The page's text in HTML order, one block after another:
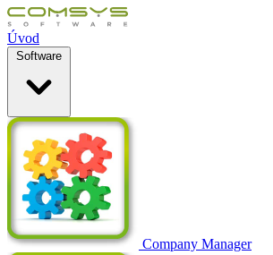
Úvod
Software
Company Manager